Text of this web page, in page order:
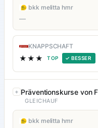
bkk melitta hmr
—
KNAPPSCHAFT
★★★ TOP ✓ BESSER
Präventionskurse von
GLEICHAUF
bkk melitta hmr